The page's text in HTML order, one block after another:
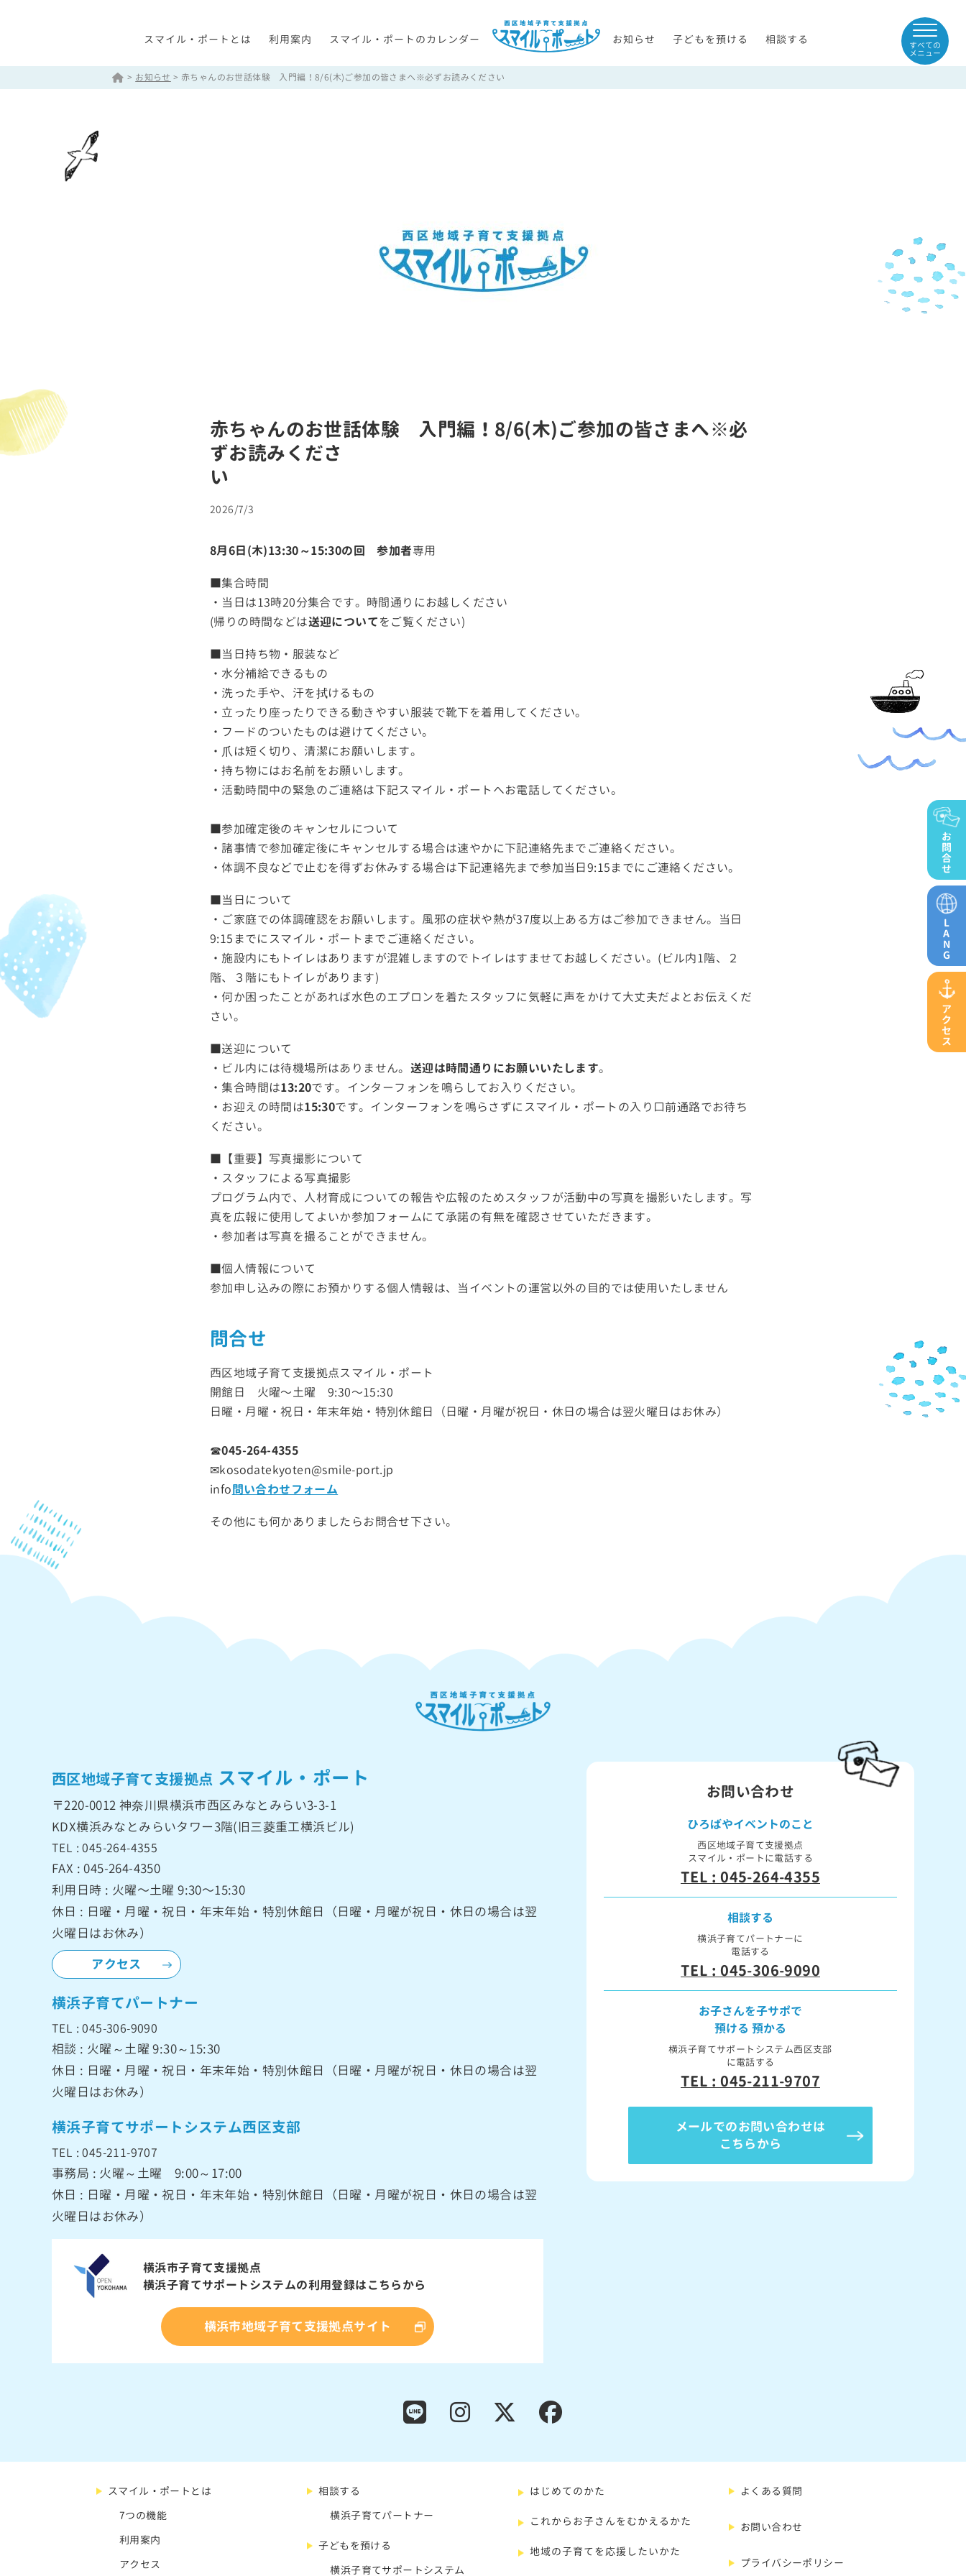
スマイル・ポートとは 利用案内 スマイル・ポートのカレンダー お知らせ 子どもを預ける 相談する すべての
メニュー
> お知らせ > 赤ちゃんのお世話体験 入門編！8/6(木)ご参加の皆さまへ※必ずお読みください
お
問
合
せ
L
A
N
G
ア
ク
セ
ス
赤ちゃんのお世話体験 入門編！8/6(木)ご参加の皆さまへ※必
ずお読みくださ
い
2026/7/3
8月6日(木)13:30～15:30の回 参加者専用
■集合時間
・当日は13時20分集合です。時間通りにお越しください
(帰りの時間などは送迎についてをご覧ください)
■当日持ち物・服装など
・水分補給できるもの
・洗った手や、汗を拭けるもの
・立ったり座ったりできる動きやすい服装で靴下を着用してください。
・フードのついたものは避けてください。
・爪は短く切り、清潔にお願いします。
・持ち物にはお名前をお願いします。
・活動時間中の緊急のご連絡は下記スマイル・ポートへお電話してください。
■参加確定後のキャンセルについて
・諸事情で参加確定後にキャンセルする場合は速やかに下記連絡先までご連絡ください。
・体調不良などで止むを得ずお休みする場合は下記連絡先まで参加当日9:15までにご連絡ください。
■当日について
・ご家庭での体調確認をお願いします。風邪の症状や熱が37度以上ある方はご参加できません。当日
9:15までにスマイル・ポートまでご連絡ください。
・施設内にもトイレはありますが混雑しますのでトイレはすませてお越しください。(ビル内1階、２
階、３階にもトイレがあります)
・何か困ったことがあれば水色のエプロンを着たスタッフに気軽に声をかけて大丈夫だよとお伝えくだ
さい。
■送迎について
・ビル内には待機場所はありません。 送迎は時間通りにお願いいたします。
・集合時間は13:20です。インターフォンを鳴らしてお入りください。
・お迎えの時間は15:30です。インターフォンを鳴らさずにスマイル・ポートの入り口前通路でお待ち
ください。
■【重要】写真撮影について
・スタッフによる写真撮影
プログラム内で、人材育成についての報告や広報のためスタッフが活動中の写真を撮影いたします。写
真を広報に使用してよいか参加フォームにて承諾の有無を確認させていただきます。
・参加者は写真を撮ることができません。
■個人情報について
参加申し込みの際にお預かりする個人情報は、当イベントの運営以外の目的では使用いたしません
問合せ
西区地域子育て支援拠点スマイル・ポート
開館日 火曜〜土曜 9:30〜15:30
日曜・月曜・祝日・年末年始・特別休館日（日曜・月曜が祝日・休日の場合は翌火曜日はお休み）
☎045-264-4355
✉kosodatekyoten@smile-port.jp
info問い合わせフォーム
その他にも何かありましたらお問合せ下さい。
西区地域子育て支援拠点 スマイル・ポート
〒220-0012神奈川県横浜市西区みなとみらい3-3-1
KDX横浜みなとみらいタワー3階(旧三菱重工横浜ビル)
TEL : 045-264-4355
FAX : 045-264-4350
利用日時 : 火曜〜土曜 9:30〜15:30
休日 : 日曜・月曜・祝日・年末年始・特別休館日（日曜・月曜が祝日・休日の場合は翌
火曜日はお休み）
アクセス
横浜子育てパートナー
TEL : 045-306-9090
相談 : 火曜～土曜 9:30～15:30
休日 : 日曜・月曜・祝日・年末年始・特別休館日（日曜・月曜が祝日・休日の場合は翌
火曜日はお休み）
横浜子育てサポートシステム西区支部
TEL : 045-211-9707
事務局 : 火曜～土曜 9:00～17:00
休日 : 日曜・月曜・祝日・年末年始・特別休館日（日曜・月曜が祝日・休日の場合は翌
火曜日はお休み）
横浜市子育て支援拠点
横浜子育てサポートシステムの利用登録はこちらから
横浜市地域子育て支援拠点サイト
お問い合わせ
ひろばやイベントのこと
西区地域子育て支援拠点
スマイル・ポートに電話する
TEL : 045-264-4355
相談する
横浜子育てパートナーに
電話する
TEL : 045-306-9090
お子さんを子サポで
預ける 預かる
横浜子育てサポートシステム西区支部
に電話する
TEL : 045-211-9707
メールでのお問い合わせは
こちらから
はじめてのかた
これからお子さんをむかえるかた
地域の子育てを応援したいかた
スマイル・ポートとは
7つの機能
利用案内
アクセス
相談する
横浜子育てパートナー
子どもを預ける
横浜子育てサポートシステム
よくある質問
お問い合わせ
プライバシーポリシー